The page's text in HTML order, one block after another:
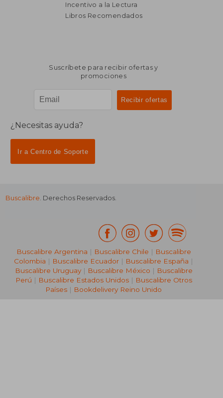
$ 1.671
$ 835
Incentivo a la Lectura
Libros Recomendados
Suscríbete para recibir ofertas y
promociones
¿Necesitas ayuda?
Ir a Centro de Soporte
Buscalibre. Derechos Reservados.
Buscalibre Argentina | Buscalibre Chile | Buscalibre
Colombia | Buscalibre Ecuador | Buscalibre España |
Buscalibre Uruguay| Buscalibre México | Buscalibre
Perú | Buscalibre Estados Unidos| Buscalibre Otros
Países | Bookdelivery Reino Unido